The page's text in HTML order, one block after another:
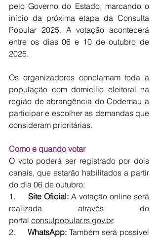
pelo Governo do Estado, marcando o
início da próxima etapa da Consulta
Popular 2025. A votação acontecerá
entre os dias 06 e 10 de outubro de
2025.
Os organizadores conclamam toda a
população com domicílio eleitoral na
região de abrangência do Codemau a
participar e escolher as demandas que
consideram prioritárias.
Como e quando votar
O voto poderá ser registrado por dois
canais, que estarão habilitados a partir
do dia 06 de outubro:
1. Site Oficial: A votação online será
realizada através do
portal consulpopular.rs.gov.br.
2. WhatsApp: Também será possível